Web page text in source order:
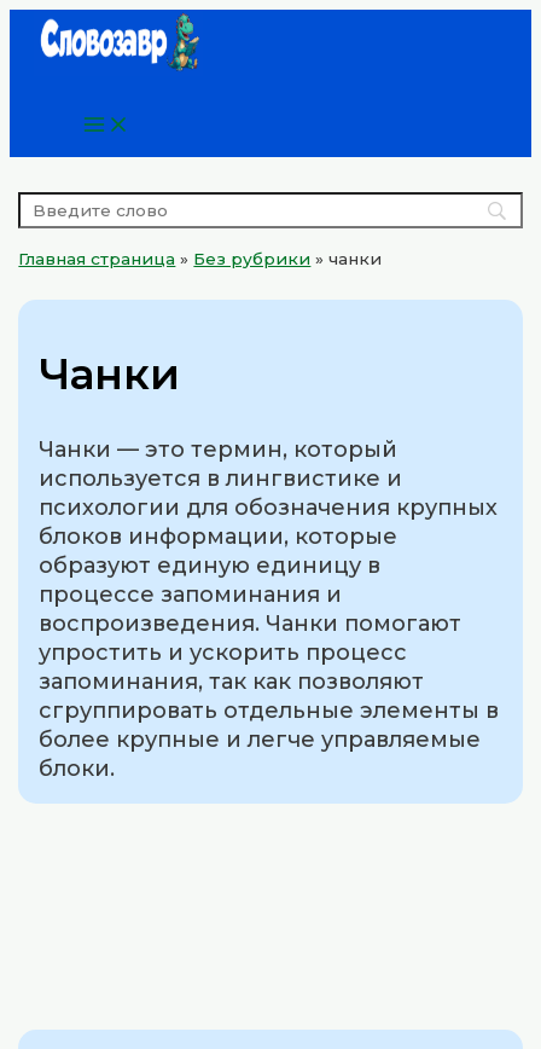
ПерейтиMain
Главная страница » Без рубрики »чанки
Чанки
Чанки — это термин, который
используется в лингвистике и
психологии для обозначения крупных
блоков информации, которые
образуют единую единицу в
процессе запоминания и
воспроизведения. Чанки помогают
упростить и ускорить процесс
запоминания, так как позволяют
сгруппировать отдельные элементы в
более крупные и легче управляемые
блоки.